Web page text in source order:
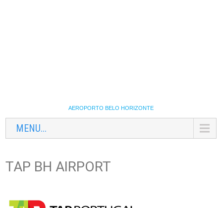
AEROPORTO BELO HORIZONTE
MENU...
TAP BH AIRPORT